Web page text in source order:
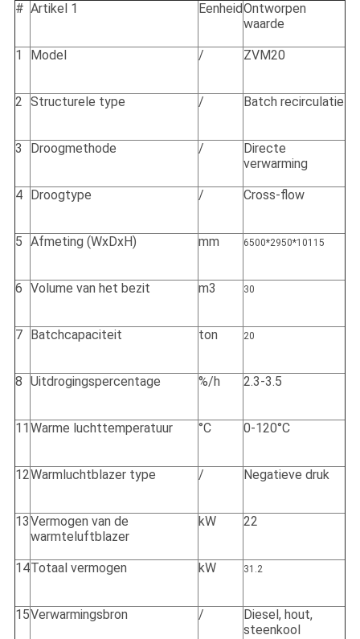
# Artikel 1 EenheidOntworpen
waarde
1 Model / ZVM20
2 Structurele type / Batch recirculatie
3 Droogmethode /
Directe
verwarming
4 Droogtype / Cross-flow
5 Afmeting (WxDxH) mm 6500*2950*10115
6 Volume van het bezit m3 30
7 Batchcapaciteit ton 20
8 Uitdrogingspercentage %/h 2.3-3.5
11 Warme luchttemperatuur °C 0-120°C
12Warmluchtblazer type / Negatieve druk
13Vermogen van de
warmteluftblazer
kW 22
14Totaal vermogen kW 31.2
15Verwarmingsbron /
Diesel, hout,
steenkool